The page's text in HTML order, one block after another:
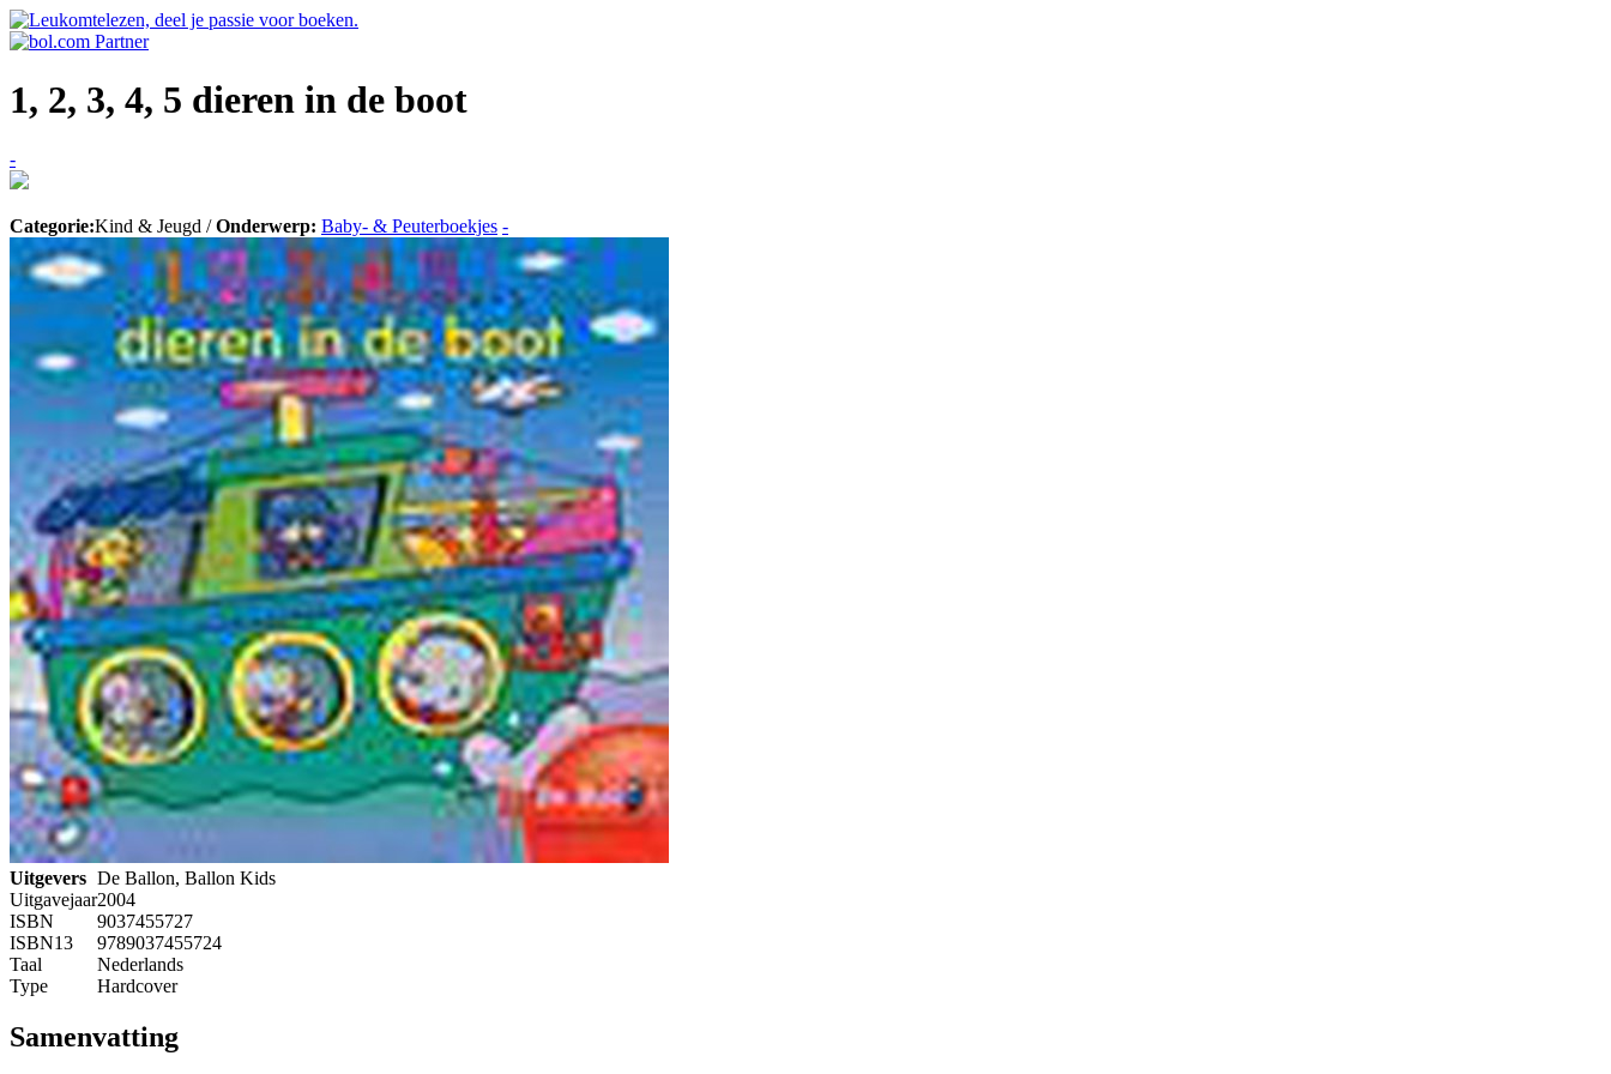
1, 2, 3, 4, 5 dieren in de boot
-
Categorie:Kind & Jeugd /Onderwerp: Baby- & Peuterboekjes -
Uitgevers De Ballon, Ballon Kids
Uitgavejaar2004
ISBN
9037455727
ISBN13
9789037455724
Taal
Nederlands
Type
Hardcover
Samenvatting